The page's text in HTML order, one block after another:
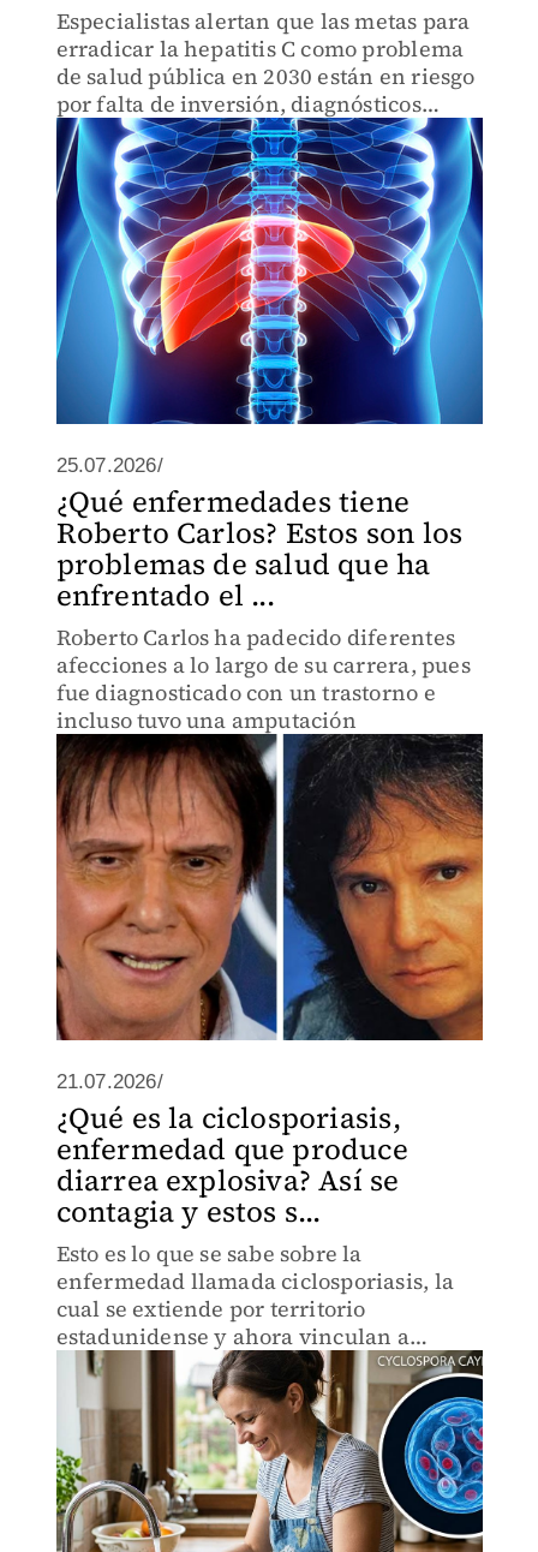
Especialistas alertan que las metas para
erradicar la hepatitis C como problema
de salud pública en 2030 están en riesgo
por falta de inversión, diagnósticos
insuficientes y barreras para acceder a
tratamientos.
25.07.2026/
¿Qué enfermedades tiene
Roberto Carlos? Estos son los
problemas de salud que ha
enfrentado el ...
Roberto Carlos ha padecido diferentes
afecciones a lo largo de su carrera, pues
fue diagnosticado con un trastorno e
incluso tuvo una amputación
21.07.2026/
¿Qué es la ciclosporiasis,
enfermedad que produce
diarrea explosiva? Así se
contagia y estos s...
Esto es lo que se sabe sobre la
enfermedad llamada ciclosporiasis, la
cual se extiende por territorio
estadunidense y ahora vinculan a
restaurantes de estilo mexicano al 'foco
de contagio'.